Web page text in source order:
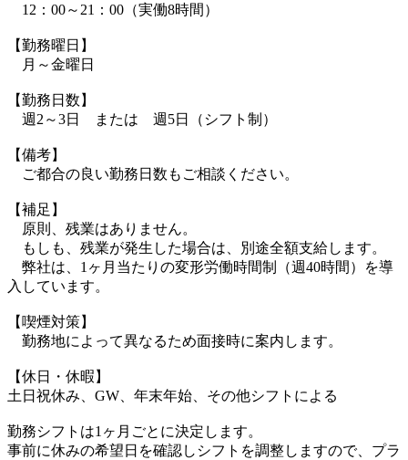
12：00～21：00（実働8時間）
【勤務曜日】
月～金曜日
【勤務日数】
週2～3日 または 週5日（シフト制）
【備考】
ご都合の良い勤務日数もご相談ください。
【補足】
原則、残業はありません。
もしも、残業が発生した場合は、別途全額支給します。
弊社は、1ヶ月当たりの変形労働時間制（週40時間）を導
入しています。
【喫煙対策】
勤務地によって異なるため面接時に案内します。
【休日・休暇】
土日祝休み、GW、年末年始、その他シフトによる
勤務シフトは1ヶ月ごとに決定します。
事前に休みの希望日を確認しシフトを調整しますので、プラ